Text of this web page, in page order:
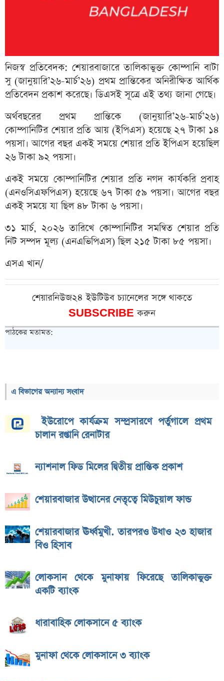
নিজস্ব প্রতিবেদক: শেয়ারবাজারে তালিকাভুক্ত কোম্পানি বাটা
সু (জানুয়ারি’২৬-মার্চ’২৬) প্রথম প্রান্তিকের অনিরীক্ষিত আর্থিক
প্রতিবেদন প্রকাশ করেছে। ডিএসই সূত্রে এই তথ্য জানা গেছে।
অর্থবছরের প্রথম প্রান্তিকে (জানুয়ারি’২৬-মার্চ’২৬)
কোম্পানিটির শেয়ার প্রতি আয় (ইপিএস) হয়েছে ২৭ টাকা ১৪
পয়সা। আগের বছর একই সময়ে শেয়ার প্রতি ইপিএস হয়েছিল
২৬ টাকা ৯২ পয়সা।
একই সময়ে কোম্পানিটির শেয়ার প্রতি নগদ কার্যকরি প্রবাহ
(এনওসিএফপিএস) হয়েছে ৬৭ টাকা ৫৯ পয়সা। আগের বছর
একই সময়ে যা ছিল ৪৮ টাকা ৬ পয়সা।
৩১ মার্চ, ২০২৬ তারিখে কোম্পানিটির সমন্বিত শেয়ার প্রতি
নিট সম্পদ মূল্য (এনএভিপিএস) ছিল ২১৫ টাকা ৮৫ পয়সা।
এসএ খান/
শেয়ারনিউজ২৪ ইউটিউব চ্যানেলের সঙ্গে থাকতে
SUBSCRIBEকরুন
পাঠকের মতামত:
এ বিভাগের অন্যান্য সংবাদ
ইউরোপে কার্যক্রম সম্প্রসারণে পর্তুগালে প্রথম
চালান রপ্তানি রেনাটার
ন্যাশনাল ফিড মিলের দ্বিতীয় প্রান্তিক প্রকাশ
শেয়ারবাজার উত্থানের নেতৃত্বে মিউচুয়াল ফান্ড
শেয়ারবাজার ঊর্ধ্বমুখী. তারপরও উধাও ২৩ হাজার
বিও হিসাব
লোকসান থেকে মুনাফায় ফিরেছে তালিকাভুক্ত
একটি ব্যাংক
ধারাবাহিক লোকসানে ৫ ব্যাংক
মুনাফা থেকে লোকসানে ৩ ব্যাংক